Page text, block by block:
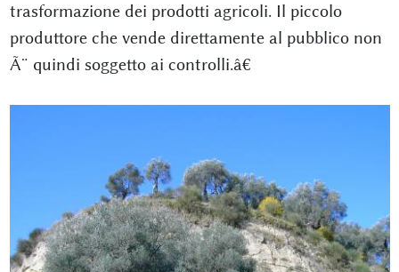
trasformazione dei prodotti agricoli. Il piccolo
produttore che vende direttamente al pubblico non
Ã¨ quindi soggetto ai controlli.â€